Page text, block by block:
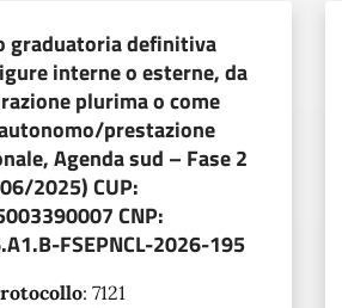
graduatoria definitiva
interne o esterne, da
plurima o come
prestazione
Agenda sud – Fase 2
2025) CUP:
CNP:
FSEPNCL-2026-195
: 7121